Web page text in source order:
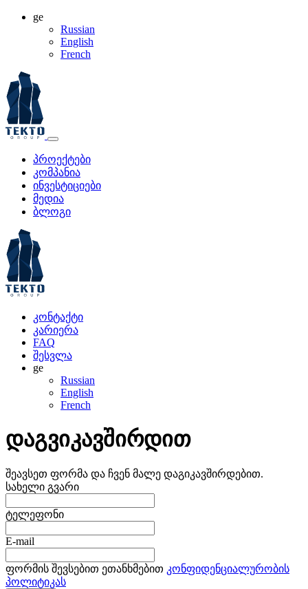
ge
Russian
English
French
პროექტები
კომპანია
ინვესტიციები
მედია
ბლოგი
კონტაქტი
კარიერა
FAQ
შესვლა
ge
Russian
English
French
დაგვიკავშირდით
შეავსეთ ფორმა და ჩვენ მალე დაგიკავშირდებით.
სახელი გვარი
ტელეფონი
E-mail
ფორმის შევსებით ეთანხმებით კონფიდენციალურობის
პოლიტიკას